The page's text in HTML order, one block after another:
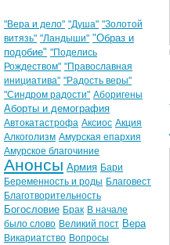
"Вера и дело" "Душа" "Золотой
витязь" "Ландыши" "Образ и
подобие" "Поделись
Рождеством" "Православная
инициатива" "Радость веры"
"Синдром радости" Аборигены
Аборты и демография
Автокатастрофа Аксиос Акция
Алкоголизм Амурская епархия
Амурское благочиние
Анонсы Армия Бари
Беременность и роды Благовест
Благотворительность
Богословие Брак В начале
было слово Великий пост Вера
Викариатство Вопросы